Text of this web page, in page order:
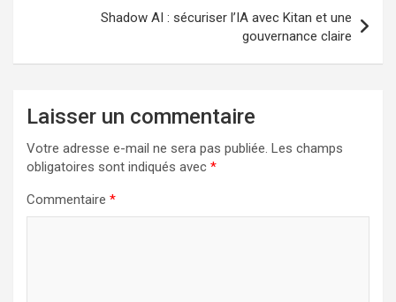
Shadow AI : sécuriser l’IA avec Kitan et une
gouvernance claire
Laisser un commentaire
Votre adresse e-mail ne sera pas publiée. Les champs
obligatoires sont indiqués avec *
Commentaire *